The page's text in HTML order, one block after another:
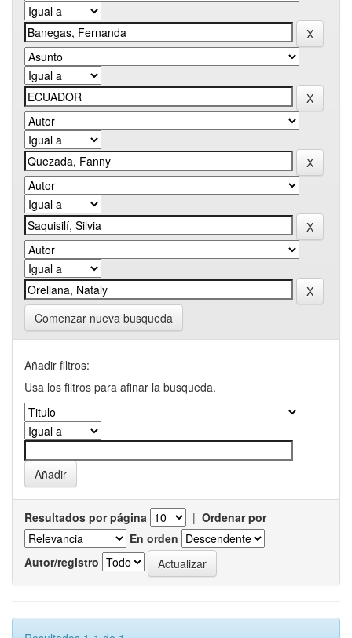
Comenzar nueva busqueda
Añadir filtros:
Usa los filtros para afinar la busqueda.
Resultados por página | Ordenar por
En orden
Autor/registro